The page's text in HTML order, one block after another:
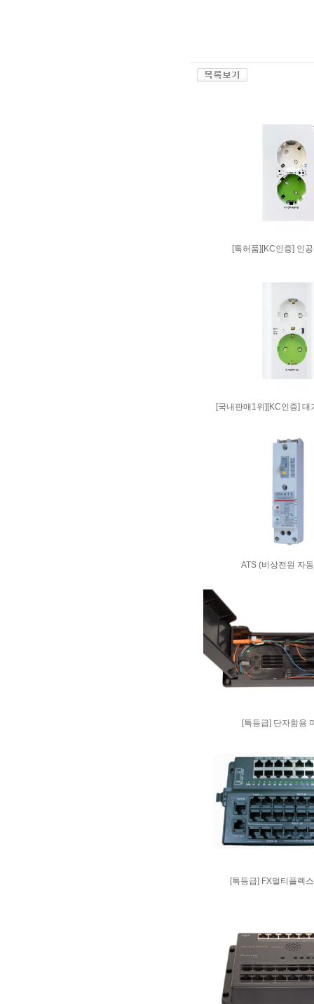
[특허품][KC인증] 인
[국내판매1위][KC인증] 대
ATS (비상전원 자
[특등급] 단자함용
[특등급] FX멀티플렉